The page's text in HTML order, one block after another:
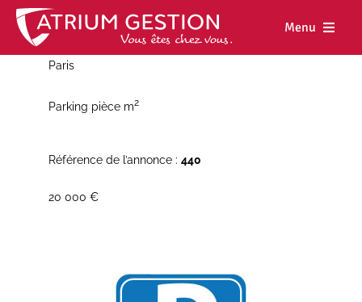
Skip
content
Menu
Paris
Parking pièce m2
Référence de l’annonce : 440
20 000 €